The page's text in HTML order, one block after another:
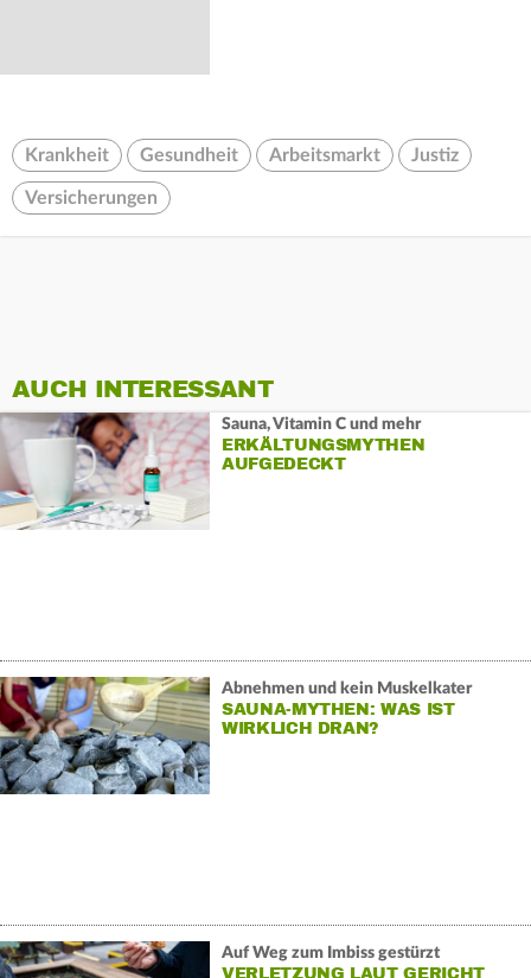
Krankheit Gesundheit Arbeitsmarkt Justiz
Versicherungen
AUCH INTERESSANT
Sauna, Vitamin C und mehr
ERKÄLTUNGSMYTHEN
AUFGEDECKT
Abnehmen und kein Muskelkater
SAUNA-MYTHEN: WAS IST
WIRKLICH DRAN?
Auf Weg zum Imbiss gestürzt